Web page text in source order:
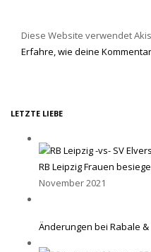
Diese Website verwendet
Erfahre, wie deine
LETZTE LIEBE
RB Leipzig Frauen
November 2021
Änderungen bei Rabale &